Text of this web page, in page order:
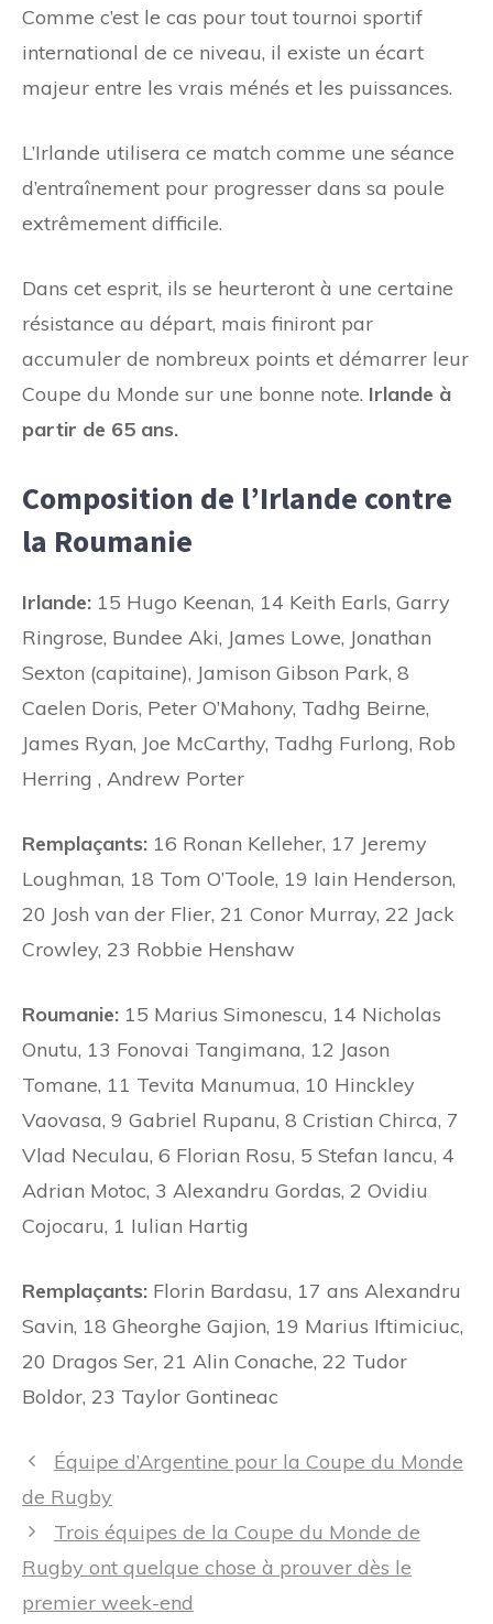
Comme c’est le cas pour tout tournoi sportif
international de ce niveau, il existe un écart
majeur entre les vrais ménés et les puissances.
L’Irlande utilisera ce match comme une séance
d’entraînement pour progresser dans sa poule
extrêmement difficile.
Dans cet esprit, ils se heurteront à une certaine
résistance au départ, mais finiront par
accumuler de nombreux points et démarrer leur
Coupe du Monde sur une bonne note. Irlande à
partir de 65 ans.
Composition de l’Irlande contre
la Roumanie
Irlande: 15 Hugo Keenan, 14 Keith Earls, Garry
Ringrose, Bundee Aki, James Lowe, Jonathan
Sexton (capitaine), Jamison Gibson Park, 8
Caelen Doris, Peter O’Mahony, Tadhg Beirne,
James Ryan, Joe McCarthy, Tadhg Furlong, Rob
Herring , Andrew Porter
Remplaçants: 16 Ronan Kelleher, 17 Jeremy
Loughman, 18 Tom O’Toole, 19 Iain Henderson,
20 Josh van der Flier, 21 Conor Murray, 22 Jack
Crowley, 23 Robbie Henshaw
Roumanie: 15 Marius Simonescu, 14 Nicholas
Onutu, 13 Fonovai Tangimana, 12 Jason
Tomane, 11 Tevita Manumua, 10 Hinckley
Vaovasa, 9 Gabriel Rupanu, 8 Cristian Chirca, 7
Vlad Neculau, 6 Florian Rosu, 5 Stefan Iancu, 4
Adrian Motoc, 3 Alexandru Gordas, 2 Ovidiu
Cojocaru, 1 Iulian Hartig
Remplaçants: Florin Bardasu, 17 ans Alexandru
Savin, 18 Gheorghe Gajion, 19 Marius Iftimiciuc,
20 Dragos Ser, 21 Alin Conache, 22 Tudor
Boldor, 23 Taylor Gontineac
Navigation
des
Équipe d’Argentine pour la Coupe du Monde
de Rugby
Trois équipes de la Coupe du Monde de
Rugby ont quelque chose à prouver dès le
premier week-end